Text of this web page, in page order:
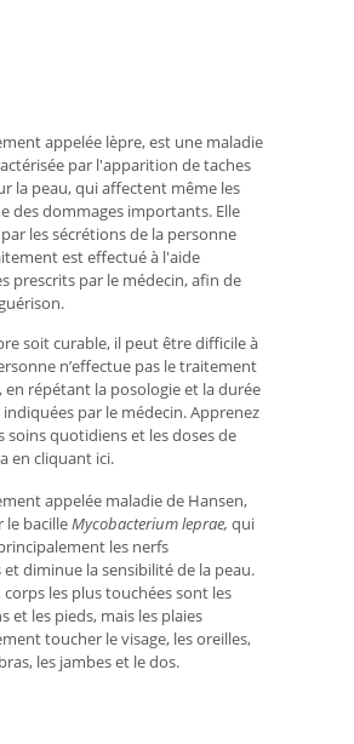
appelée lèpre, est une maladie
par l'apparition de taches
la peau, qui affectent même les
des dommages importants. Elle
les sécrétions de la personne
est effectué à l'aide
prescrits par le médecin, afin de
soit curable, il peut être difficile à
n’effectue pas le traitement
répétant la posologie et la durée
par le médecin. Apprenez
soins quotidiens et les doses de
en cliquant ici.
appelée maladie de Hansen,
le bacilleMycobacterium leprae, qui
les nerfs
diminue la sensibilité de la peau.
corps les plus touchées sont les
et les pieds, mais les plaies
toucher le visage, les oreilles,
les jambes et le dos.